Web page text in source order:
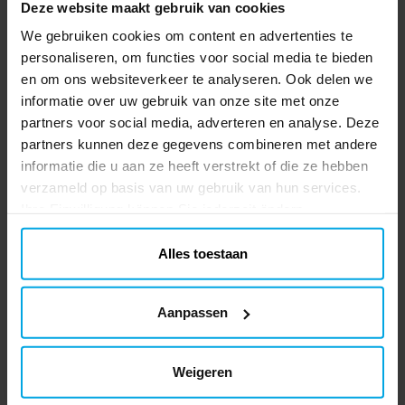
Deze website maakt gebruik van cookies
We gebruiken cookies om content en advertenties te
personaliseren, om functies voor social media te bieden
en om ons websiteverkeer te analyseren. Ook delen we
informatie over uw gebruik van onze site met onze
partners voor social media, adverteren en analyse. Deze
partners kunnen deze gegevens combineren met andere
informatie die u aan ze heeft verstrekt of die ze hebben
verzameld op basis van uw gebruik van hun services.
Alles toestaan
Aanpassen
Weigeren
Minecraft. Leuk voor ieder Minecraft-
themafeestje. De hoedjes zijn ca. 19 cm
hoog en blijven goed zitten dankzij een
comfortabel elastiek.
Prijs:€ 2,99
€ 2,99
TOEVOEGEN
Minecraft - Uitdeelzakjes van
papier 4 stuks
4 uitdeelzakjes met stoere afbeeldingen
leuke verrassingen, leuk om uit te delen
aan vriendjes tijdens een kinderfeestje. De
gecertificeerd papier en zijn ca. 22 x 13 cm
groot.
Prijs:€ 3,49
€ 3,49
Minecraft - Uitnodigingskaartjes
6 stuks